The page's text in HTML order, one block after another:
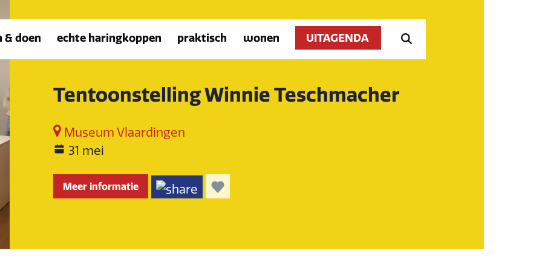
& doen echte haringkoppen praktisch wonen UITAGENDA
Tentoonstelling Winnie Teschmacher
Museum Vlaardingen
31 mei
Meer informatie